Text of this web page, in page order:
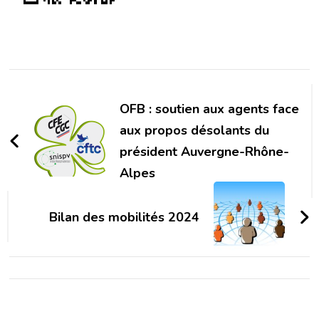
d'article
OFB : soutien aux agents face
aux propos désolants du
président Auvergne-Rhône-
Alpes
Bilan des mobilités 2024